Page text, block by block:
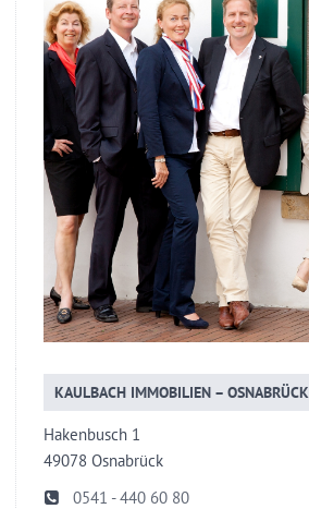
KAULBACH IMMOBILIEN – OSNABRÜCK
Hakenbusch 1
49078 Osnabrück
0541 - 440 60 80